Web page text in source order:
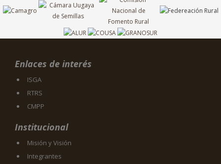
Enlaces de interés
ISGA
RTRS
CMPP
Institucional
Misión y Visión
Integrantes